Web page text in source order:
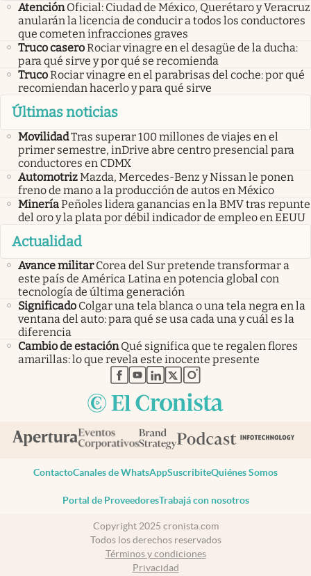
Atención Oficial: Ciudad de México, Querétaro y Veracruz
anularán la licencia de conducir a todos los conductores
que cometen infracciones graves
Truco caseroRociar vinagre en el desagüe de la ducha:
para qué sirve y por qué se recomienda
TrucoRociar vinagre en el parabrisas del coche: por qué
recomiendan hacerlo y para qué sirve
Últimas noticias
MovilidadTras superar 100 millones de viajes en el
primer semestre, inDrive abre centro presencial para
conductores en CDMX
AutomotrizMazda, Mercedes-Benz y Nissan le ponen
freno de mano a la producción de autos en México
MineríaPeñoles lidera ganancias en la BMV tras repunte
del oro y la plata por débil indicador de empleo en EEUU
Actualidad
Avance militar Corea del Sur pretende transformar a
este país de América Latina en potencia global con
tecnología de última generación
Significado Colgar una tela blanca o una tela negra en la
ventana del auto: para qué se usa cada una y cuál es la
diferencia
Cambio de estación Qué significa que te regalen flores
amarillas: lo que revela este inocente presente
abre en nueva pestaña
abre en nueva pestaña
abre en nueva pestaña
abre en nueva pestaña
abre en nueva pestaña
ContactoCanales de WhatsAppSuscribiteQuiénes Somos
Portal de ProveedoresTrabajá con nosotros
Copyright 2025 cronista.com
Todos los derechos reservados
Términos y condiciones
Privacidad